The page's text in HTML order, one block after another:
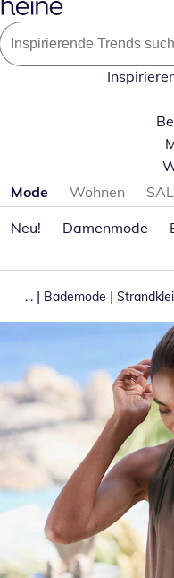
Produktkategorien
Mode Wohnen
Neu!
Damenmode
... | Bademode |